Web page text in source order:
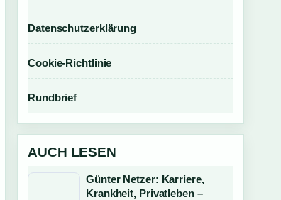
Datenschutzerklärung
Cookie-Richtlinie
Rundbrief
AUCH LESEN
Günter Netzer: Karriere,
Krankheit, Privatleben –